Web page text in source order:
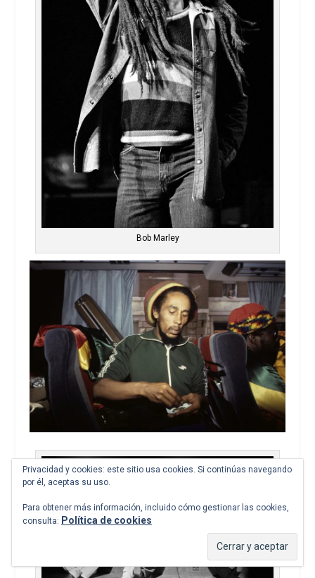
Bob Marley
Privacidad y cookies: este sitio usa cookies. Si continúas navegando
por él, aceptas su uso.
Para obtener más información, incluido cómo gestionar las cookies,
consulta: Política de cookies